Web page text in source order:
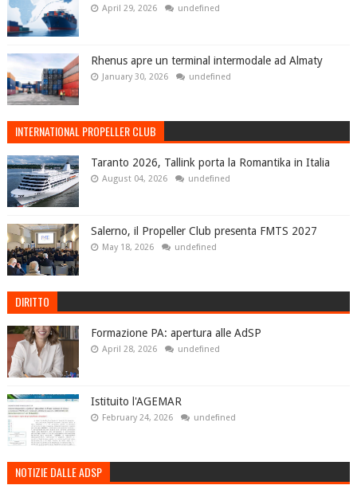
April 29, 2026 undefined
Rhenus apre un terminal intermodale ad Almaty
January 30, 2026 undefined
INTERNATIONAL PROPELLER CLUB
Taranto 2026, Tallink porta la Romantika in Italia
August 04, 2026 undefined
Salerno, il Propeller Club presenta FMTS 2027
May 18, 2026 undefined
DIRITTO
Formazione PA: apertura alle AdSP
April 28, 2026 undefined
Istituito l'AGEMAR
February 24, 2026 undefined
NOTIZIE DALLE ADSP